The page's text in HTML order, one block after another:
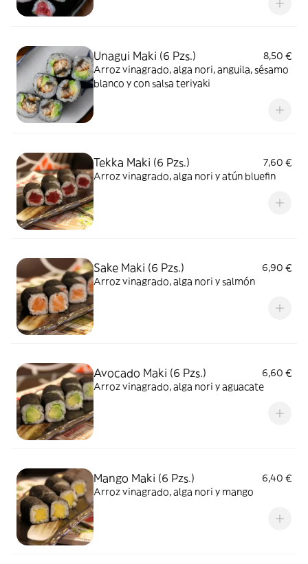
Unagui Maki (6 Pzs.)
8,50 €
Arroz vinagrado, alga nori, anguila, sésamo
blanco y con salsa teriyaki
Tekka Maki (6 Pzs.)
7,60 €
Arroz vinagrado, alga nori y atún bluefin
Sake Maki (6 Pzs.)
6,90 €
Arroz vinagrado, alga nori y salmón
Avocado Maki (6 Pzs.)
6,60 €
Arroz vinagrado, alga nori y aguacate
Mango Maki (6 Pzs.)
6,40 €
Arroz vinagrado, alga nori y mango